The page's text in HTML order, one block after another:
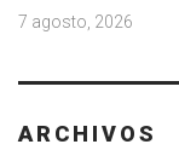
7 agosto, 2026
ARCHIVOS